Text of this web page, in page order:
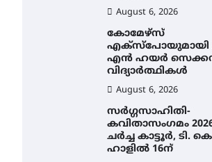
August 6, 2026
കോമേഴ്സ്
എൻ ഹയർ
വിദ്യാർത്ഥികൾ
August 6, 2026
സർഗ്ഗസാഹിതി-
കവിതാസംഗമം
ചർച്ച കാട്ടൂർ, ടി.
ഹാളിൽ 16ന്